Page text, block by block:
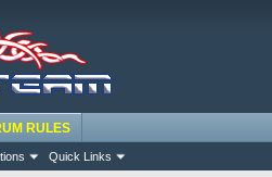
Quick Links
RULES